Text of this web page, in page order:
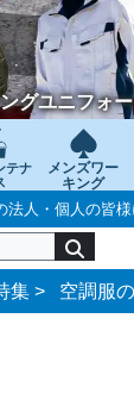
グユニフォ
テナ
メンズワー
キング
人・個人の皆
集 > 空調服